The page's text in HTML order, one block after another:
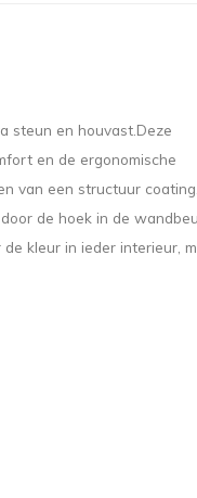
steun en houvast.Deze
en de ergonomische
van een structuur
de hoek in de
kleur in ieder interieur,